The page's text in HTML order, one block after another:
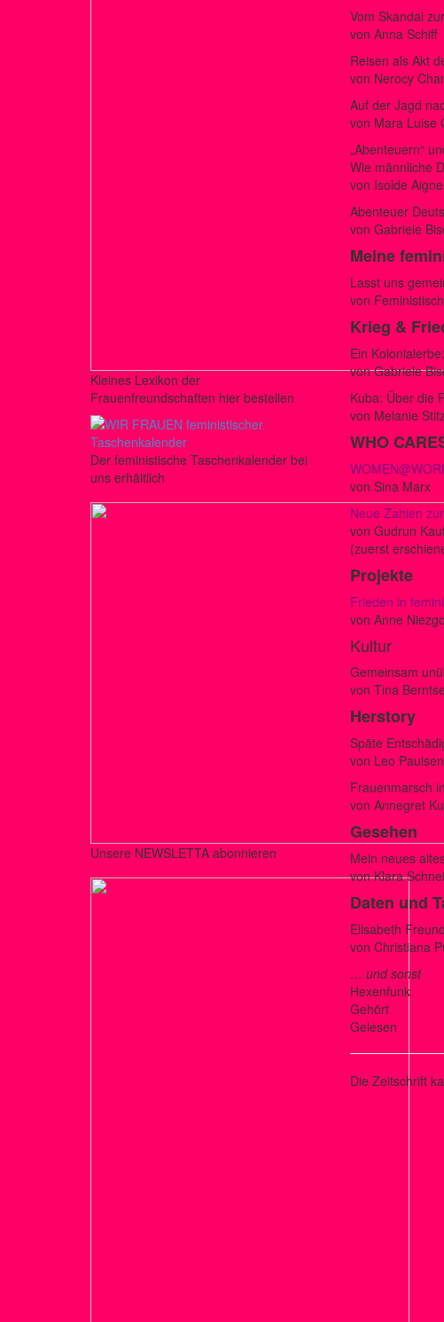
Kleines Lexikon der
Frauenfreundschaften hier bestellen
Der feministische Taschenkalender bei
uns erhältlich
Unsere NEWSLETTA abonnieren
Vom Skandal
von Anna Schiff
Reisen als Akt
von Nerocy
Auf der Jagd
von Mara Luise
„Abenteuern“
Wie männliche
von Isolde
Abenteuer
von Gabriele
Meine
Lasst uns
von
Krieg &
Ein
von Gabriele
Kuba: Über die
von Melanie
WHO
von Sina Marx
Neue Zahlen
von Gudrun
(zuerst
Projekte
Frieden in
von Anne
Kultur
Gemeinsam
von Tina
Herstory
Späte
von Leo Paulsen
Frauenmarsch
von Annegret
Gesehen
Mein neues
von Klara
Daten und
Elisabeth
von Christiana
… und sonst
Hexenfunk
Gehört
Gelesen
Die Zeitschrift